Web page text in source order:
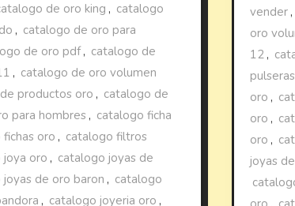
de oro king , catalogo
, catalogo de oro para
de oro pdf, catalogo de
, catalogo de oro volumen
productos oro , catalogo de
para hombres , catalogo ficha
oro , catalogo filtros
oro , catalogo joyas de
de oro baron , catalogo
, catalogo joyeria oro ,
vender ,
oro
12 ,
oro ,
oro ,
oro ,
joyas